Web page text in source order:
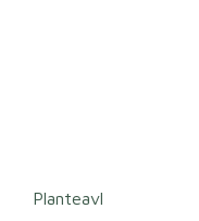
Planteavl